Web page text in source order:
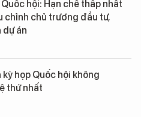
hội: Hạn chế thấp nhất
chỉnh chủ trương đầu tư,
dự án
kỳ họp Quốc hội không
thứ nhất